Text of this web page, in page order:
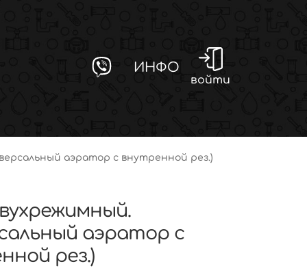
ИНФО
войти
аэратор с внутренной рез.)
аэратор с
рез.)